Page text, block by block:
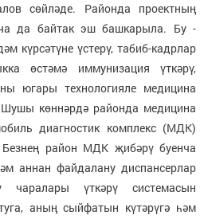
сөйләде. Районда проектның
да байтак эш башкарыла. Бу -
күрсәтүне үстерү, табиб-кадрлар
өстәмә иммунизация үткәрү,
югары технологияле медицина
көннәрдә районда медицина
диагностик комплекс (МДК)
Безнең район МДК җибәрү буенча
аннан файдалану диспансерлар
чаралары үткәрү системасын
аның сыйфатын күтәрүгә һәм